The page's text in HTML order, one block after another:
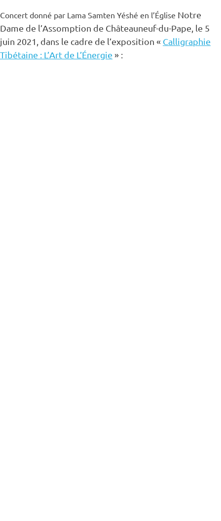
Concert donné par Lama Samten Yéshé en l’Église Notre
Dame de l’Assomption de Châteauneuf-du-Pape, le 5
juin 2021, dans le cadre de l’exposition « Calligraphie
Tibétaine : L’Art de L’Énergie » :